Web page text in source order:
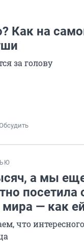
Как на
за голову
а мы
— как
что